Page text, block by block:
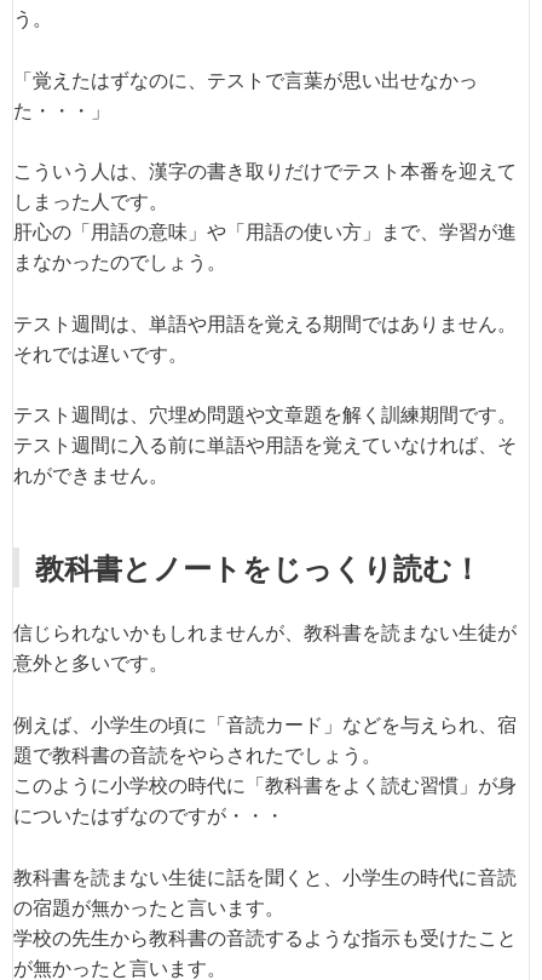
う。
「覚えたはずなのに、テストで言葉が思い出せなかっ
た・・・」
こういう人は、漢字の書き取りだけでテスト本番を迎えて
しまった人です。
肝心の「用語の意味」や「用語の使い方」まで、学習が進
まなかったのでしょう。
テスト週間は、単語や用語を覚える期間ではありません。
それでは遅いです。
テスト週間は、穴埋め問題や文章題を解く訓練期間です。
テスト週間に入る前に単語や用語を覚えていなければ、そ
れができません。
教科書とノートをじっくり読む！
信じられないかもしれませんが、教科書を読まない生徒が
意外と多いです。
例えば、小学生の頃に「音読カード」などを与えられ、宿
題で教科書の音読をやらされたでしょう。
このように小学校の時代に「教科書をよく読む習慣」が身
についたはずなのですが・・・
教科書を読まない生徒に話を聞くと、小学生の時代に音読
の宿題が無かったと言います。
学校の先生から教科書の音読するような指示も受けたこと
が無かったと言います。